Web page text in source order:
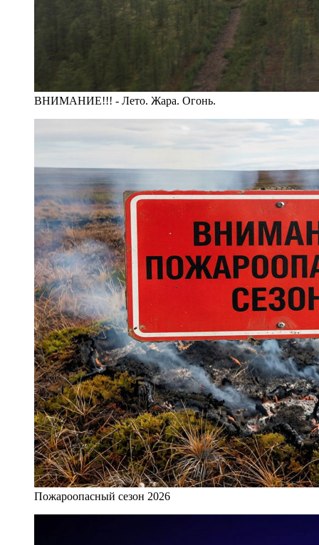
ВНИМАНИЕ!!! - Лето. Жара. Огонь.
Пожароопасный сезон 2026